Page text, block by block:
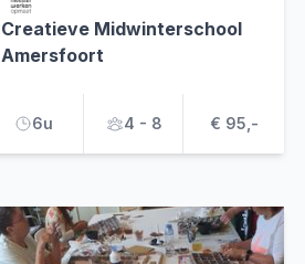
Creatieve Midwinterschool
Amersfoort
6u 4 - 8 € 95,-